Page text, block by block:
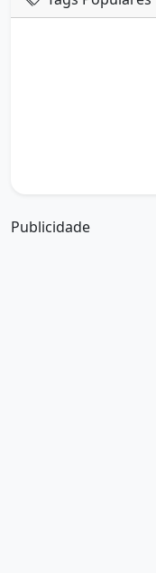
Publicidade